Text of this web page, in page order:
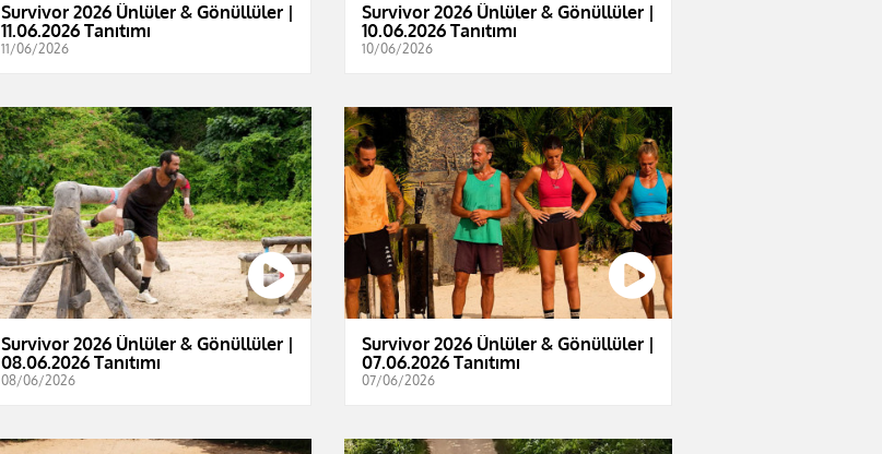
Survivor 2026 Ünlüler & Gönüllüler |
11.06.2026 Tanıtımı
11/06/2026
Survivor 2026 Ünlüler & Gönüllüler |
10.06.2026 Tanıtımı
10/06/2026
Survivor 2026 Ünlüler & Gönüllüler |
08.06.2026 Tanıtımı
08/06/2026
Survivor 2026 Ünlüler & Gönüllüler |
07.06.2026 Tanıtımı
07/06/2026